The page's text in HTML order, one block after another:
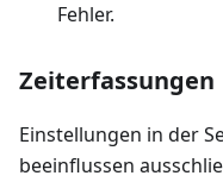
Fehler.
Zeiterfassungen
Einstellungen in der
beeinflussen